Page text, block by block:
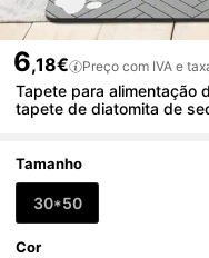
6,18€ Preço com IVA e
Tapete para alimentação
tapete de diatomita de
Tamanho
30*50
Cor